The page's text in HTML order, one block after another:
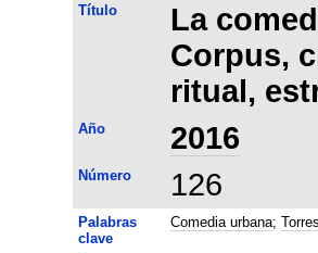
Título
La
Corpus,
ritual,
Año 2016
Número 126
Palabras
clave
Comedia urbana;